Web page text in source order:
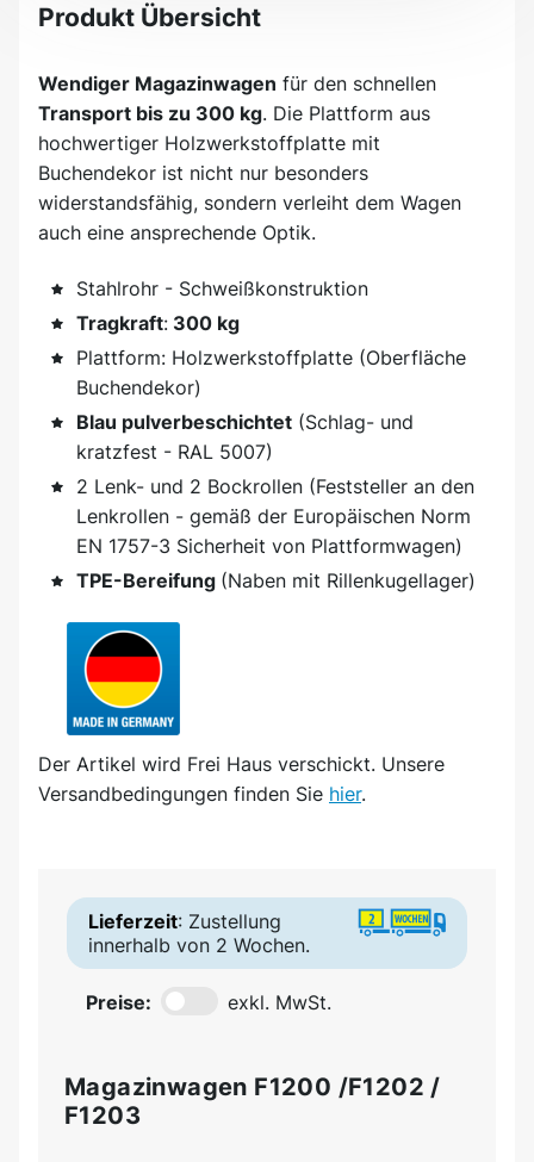
Produkt Übersicht
Wendiger Magazinwagen für den schnellen
Transport bis zu 300 kg. Die Plattform aus
hochwertiger Holzwerkstoffplatte mit
Buchendekor ist nicht nur besonders
widerstandsfähig, sondern verleiht dem Wagen
auch eine ansprechende Optik.
Stahlrohr - Schweißkonstruktion
Tragkraft: 300 kg
Plattform: Holzwerkstoffplatte (Oberfläche
Buchendekor)
Blau pulverbeschichtet (Schlag- und
kratzfest - RAL 5007)
2 Lenk- und 2 Bockrollen (Feststeller an den
Lenkrollen - gemäß der Europäischen Norm
EN 1757-3 Sicherheit von Plattformwagen)
TPE-Bereifung (Naben mit Rillenkugellager)
Der Artikel wird Frei Haus verschickt. Unsere
Versandbedingungen finden Sie hier.
Lieferzeit: Zustellung
innerhalb von 2 Wochen.
Preise: exkl. MwSt.
Magazinwagen F1200 /F1202 /
F1203